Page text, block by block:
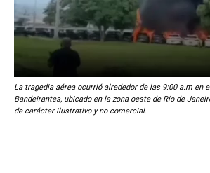
La tragedia aérea ocurrió alrededor de las 9:00 a.m en
Bandeirantes, ubicado en la zona oeste de Río de
de carácter ilustrativo y no comercial.